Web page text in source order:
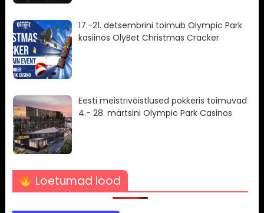
17.-21. detsembrini toimub Olympic Park
kasiinos OlyBet Christmas Cracker
Eesti meistrivõistlused pokkeris toimuvad
4.- 28. märtsini Olympic Park Casinos
Loetumad lood